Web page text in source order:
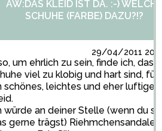
AW:DAS KLEID IST DA. :-) WELCHE
SCHUHE (FARBE) DAZU?!?
29/04/2011
um ehrlich zu sein, finde ich, dass
viel zu klobig und hart sind, für
schönes, leichtes und eher luftiges
würde an deiner Stelle (wenn du so
gerne trägst) Riehmchensandalen